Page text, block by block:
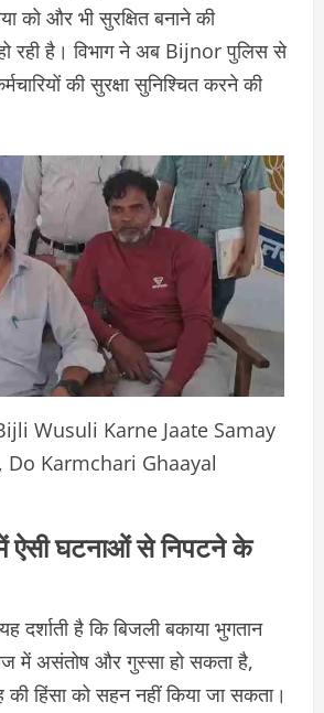
को और भी सुरक्षित बनाने की
रही है। विभाग ने अब Bijnor पुलिस से
की सुरक्षा सुनिश्चित करने की
Wusuli Karne Jaate Samay
Do Karmchari Ghaayal
में ऐसी घटनाओं से निपटने के
है कि बिजली बकाया भुगतान
में असंतोष और गुस्सा हो सकता है,
हिंसा को सहन नहीं किया जा सकता।